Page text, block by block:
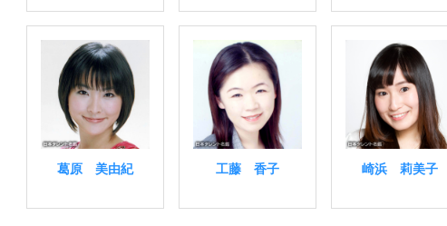
葛原 美由紀 工藤 香子 崎浜 莉美子